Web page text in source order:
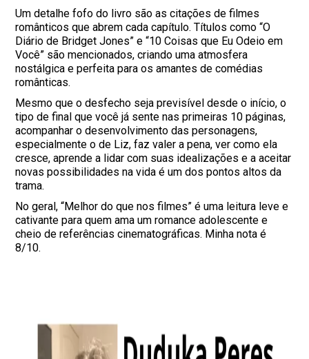
Um detalhe fofo do livro são as citações de filmes
românticos que abrem cada capítulo. Títulos como “O
Diário de Bridget Jones” e “10 Coisas que Eu Odeio em
Você” são mencionados, criando uma atmosfera
nostálgica e perfeita para os amantes de comédias
românticas.
Mesmo que o desfecho seja previsível desde o início, o
tipo de final que você já sente nas primeiras 10 páginas,
acompanhar o desenvolvimento das personagens,
especialmente o de Liz, faz valer a pena, ver como ela
cresce, aprende a lidar com suas idealizações e a aceitar
novas possibilidades na vida é um dos pontos altos da
trama.
No geral, “Melhor do que nos filmes” é uma leitura leve e
cativante para quem ama um romance adolescente e
cheio de referências cinematográficas. Minha nota é
8/10.